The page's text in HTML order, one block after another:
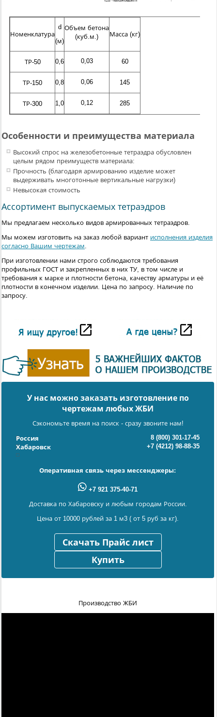
Номенклатура
d
(м)
Объем бетона
(куб.м.)
Масса (кг)
ТР-50 0,6 0,03 60
ТР-150 0,8 0,06 145
ТР-300 1,0 0,12 285
Особенности и преимущества материала
Высокий спрос на железобетонные тетраэдра обусловлен
целым рядом преимуществ материала:
Прочность (благодаря армированию изделие может
выдерживать многотонные вертикальные нагрузки)
Невысокая стоимость
Ассортимент выпускаемых тетраэдров
Мы предлагаем несколько видов армированных тетраэдров.
Мы можем изготовить на заказ любой вариант исполнения изделия
согласно Вашим чертежам
При изготовлении нами строго соблюдаются требования
профильных ГОСТ и закрепленных в них ТУ, в том числе и
требования к марке и плотности бетона, качеству арматуры и её
плотности в конечном изделии. Цена по запросу. Наличие по
запросу.
У нас можно заказать изготовление по
чертежам любых ЖБИ
Сэкономьте время на поиск - сразу звоните нам!
Россия
8 (800) 301-17-45
Хабаровск
+7 (4212) 98-88-35
Оперативная связь через мессенджеры:
+7 921 375-40-71
Доставка по Хабаровску и любым городам России.
Цена от 10000 рублей за 1 м3 ( от 5 руб за кг).
Скачать Прайс лист
Купить
Производство ЖБИ